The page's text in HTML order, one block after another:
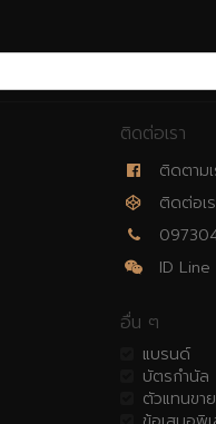
ติดต่อเรา
ติดตาม
ติดต่อเ
ID
อื่น ๆ
แบรนด์
บัตรกำนัล
ตัวแทนขาย